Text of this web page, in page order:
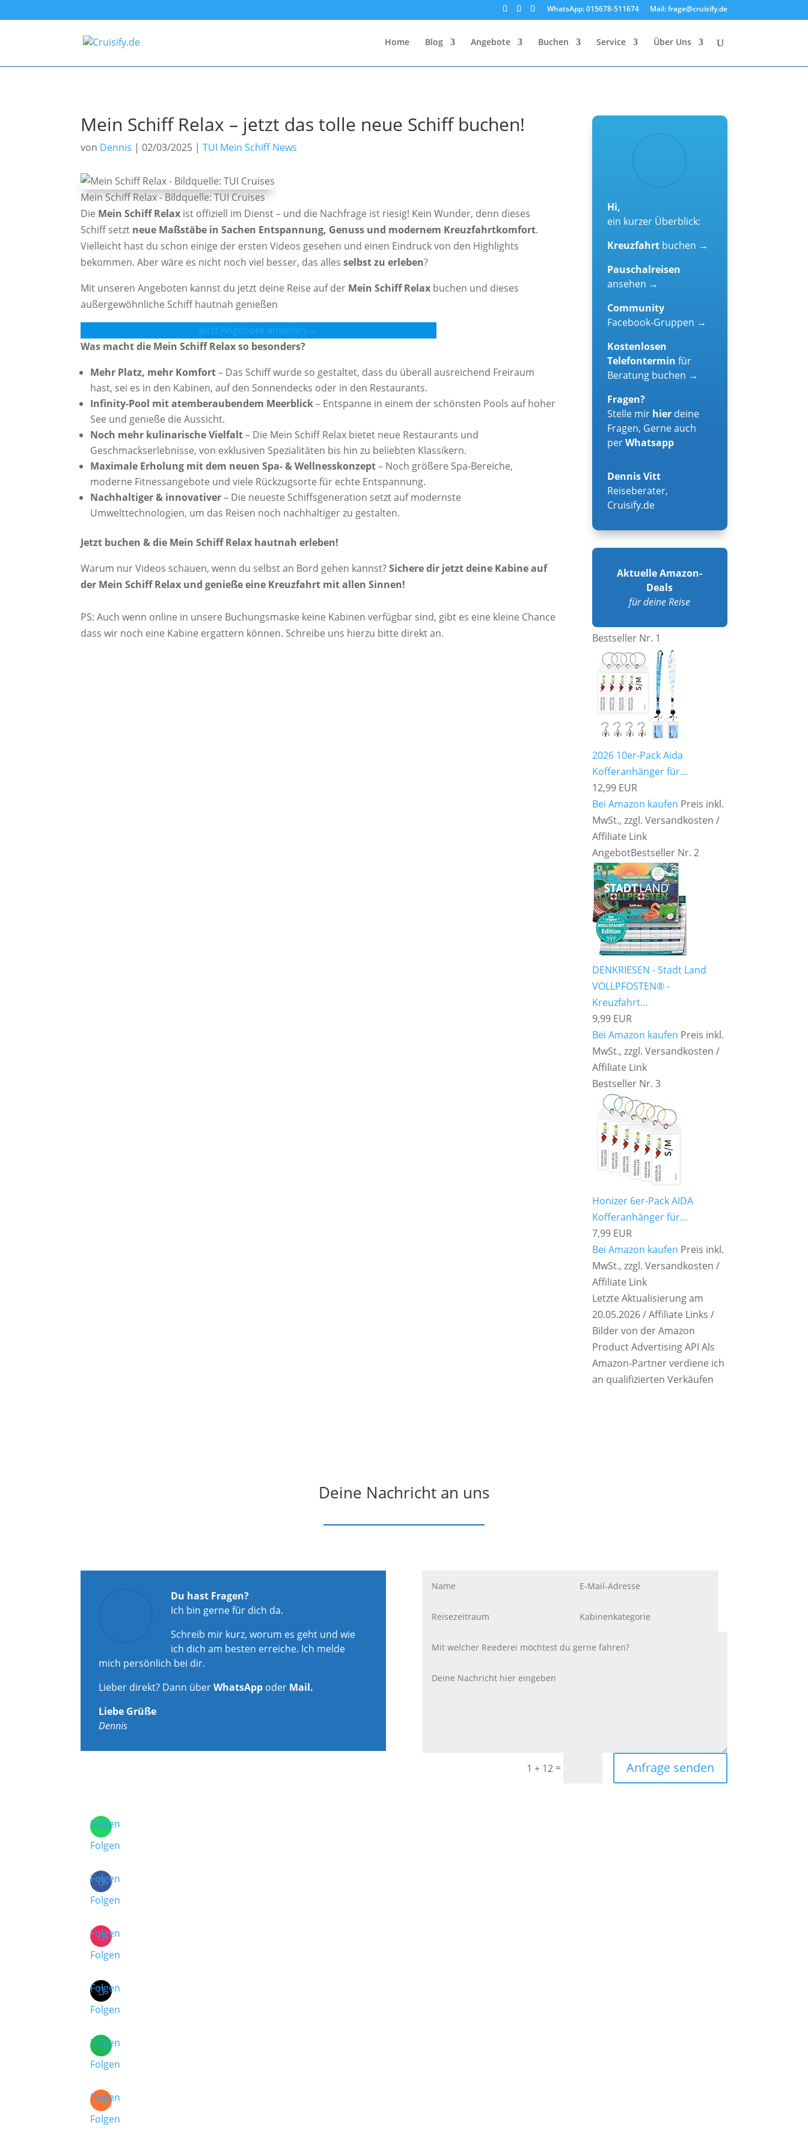
WhatsApp: 015678-511674 Mail: frage@cruisify.de
Home Blog Angebote Buchen Service Über Uns
Mein Schiff Relax – jetzt das tolle neue Schiff buchen!
von Dennis |02/03/2025 |TUI Mein Schiff News
Mein Schiff Relax - Bildquelle: TUI Cruises
Die Mein Schiff Relax ist offiziell im Dienst – und die Nachfrage ist riesig! Kein Wunder, denn dieses
Schiff setzt neue Maßstäbe in Sachen Entspannung, Genuss und modernem Kreuzfahrtkomfort.
Vielleicht hast du schon einige der ersten Videos gesehen und einen Eindruck von den Highlights
bekommen. Aber wäre es nicht noch viel besser, das allesselbst zu erleben?
Mit unseren Angeboten kannst du jetzt deine Reise auf der Mein Schiff Relax buchen und dieses
außergewöhnliche Schiff hautnah genießen
Jetzt Angebote ansehen →
Was macht die Mein Schiff Relax so besonders?
Mehr Platz, mehr Komfort– Das Schiff wurde so gestaltet, dass du überall ausreichend Freiraum
hast, sei es in den Kabinen, auf den Sonnendecks oder in den Restaurants.
Infinity-Pool mit atemberaubendem Meerblick– Entspanne in einem der schönsten Pools auf hoher
See und genieße die Aussicht.
Noch mehr kulinarische Vielfalt– Die Mein Schiff Relax bietet neue Restaurants und
Geschmackserlebnisse, von exklusiven Spezialitäten bis hin zu beliebten Klassikern.
Maximale Erholung mit dem neuen Spa- & Wellnesskonzept– Noch größere Spa-Bereiche,
moderne Fitnessangebote und viele Rückzugsorte für echte Entspannung.
Nachhaltiger & innovativer– Die neueste Schiffsgeneration setzt auf modernste
Umwelttechnologien, um das Reisen noch nachhaltiger zu gestalten.
Jetzt buchen & die Mein Schiff Relax hautnah erleben!
Warum nur Videos schauen, wenn du selbst an Bord gehen kannst?Sichere dir jetzt deine Kabine auf
der Mein Schiff Relax und genieße eine Kreuzfahrt mit allen Sinnen!
PS: Auch wenn online in unsere Buchungsmaske keine Kabinen verfügbar sind, gibt es eine kleine Chance
dass wir noch eine Kabine ergattern können. Schreibe uns hierzu bitte direkt an.
Hi,
ein kurzer Überblick:
Kreuzfahrt buchen →
Pauschalreisen
ansehen →
Community
Facebook-Gruppen →
Kostenlosen
Telefonterminfür
Beratung buchen →
Fragen?
Stelle mir hier deine
Fragen, Gerne auch
perWhatsapp
Dennis Vitt
Reiseberater,
Cruisify.de
Aktuelle Amazon-
Deals
für deine Reise
Bestseller Nr. 1
2026 10er-Pack Aida
Kofferanhänger für...
12,99 EUR
Bei Amazon kaufen Preis inkl.
MwSt., zzgl. Versandkosten /
Affiliate Link
AngebotBestseller Nr. 2
DENKRIESEN - Stadt Land
VOLLPFOSTEN® -
Kreuzfahrt...
9,99 EUR
Bei Amazon kaufen Preis inkl.
MwSt., zzgl. Versandkosten /
Affiliate Link
Bestseller Nr. 3
Honizer 6er-Pack AIDA
Kofferanhänger für...
7,99 EUR
Bei Amazon kaufen Preis inkl.
MwSt., zzgl. Versandkosten /
Affiliate Link
Letzte Aktualisierung am
20.05.2026 / Affiliate Links /
Bilder von der Amazon
Product Advertising API Als
Amazon-Partner verdiene ich
an qualifizierten Verkäufen
Deine Nachricht an uns
Du hast Fragen?
Ich bin gerne für dich da.
Schreib mir kurz, worum es geht und wie
ich dich am besten erreiche. Ich melde
mich persönlich bei dir.
Lieber direkt? Dann überWhatsApp oder Mail.
Liebe Grüße
Dennis
1 + 12 = Anfrage senden
Folgen
Folgen
Folgen
Folgen
Folgen
Folgen
Folgen
Folgen
Folgen
Folgen
Folgen
Folgen